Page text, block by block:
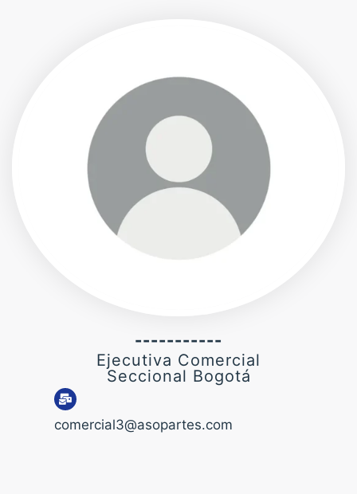
-----------
Ejecutiva Comercial
Seccional Bogotá
comercial3@asopartes.com